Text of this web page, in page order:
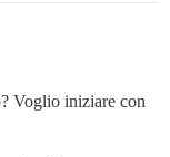
Voglio iniziare con